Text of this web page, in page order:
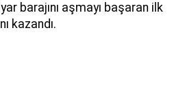
barajını aşmayı başaran ilk
kazandı.